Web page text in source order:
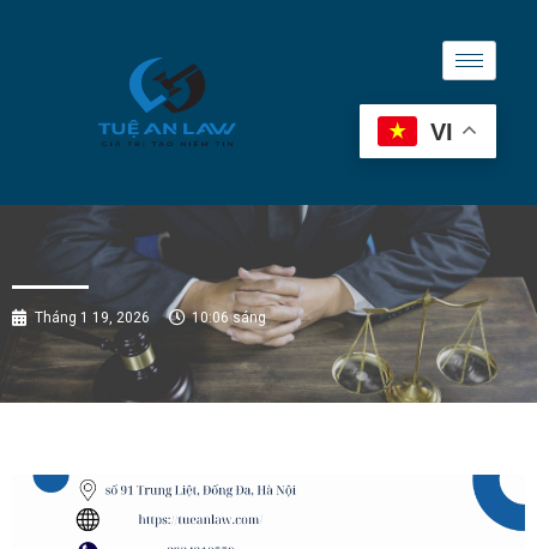
VI
Tháng 1 19, 2026 10:06 sáng